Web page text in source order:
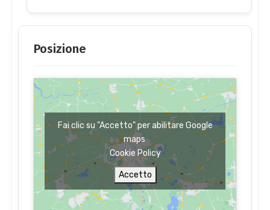
Posizione
Fai clic su "Accetto" per abilitare Google
maps
Cookie Policy
Accetto